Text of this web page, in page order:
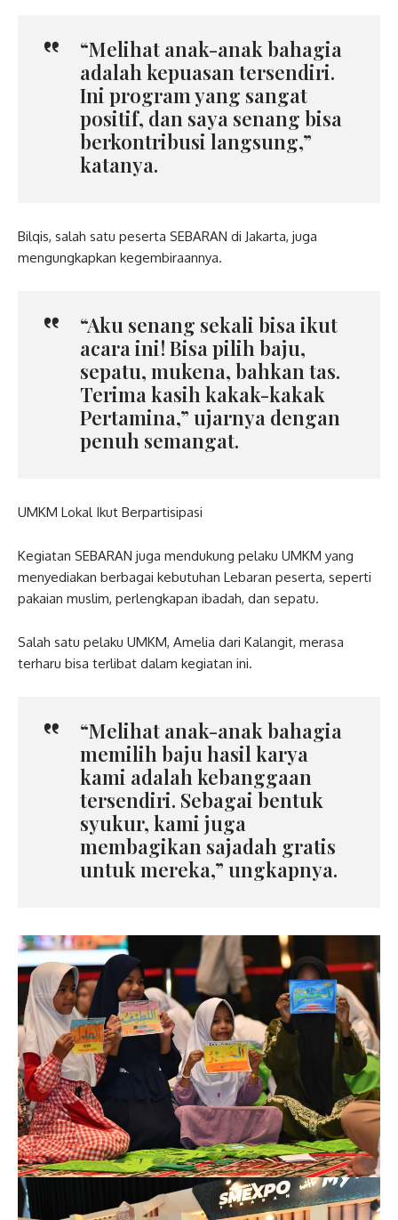
“Melihat anak-anak bahagia
adalah kepuasan tersendiri.
Ini program yang sangat
positif, dan saya senang bisa
berkontribusi langsung,”
katanya.
Bilqis, salah satu peserta SEBARAN di Jakarta, juga
mengungkapkan kegembiraannya.
“Aku senang sekali bisa ikut
acara ini! Bisa pilih baju,
sepatu, mukena, bahkan tas.
Terima kasih kakak-kakak
Pertamina,” ujarnya dengan
penuh semangat.
UMKM Lokal Ikut Berpartisipasi
Kegiatan SEBARAN juga mendukung pelaku UMKM yang
menyediakan berbagai kebutuhan Lebaran peserta, seperti
pakaian muslim, perlengkapan ibadah, dan sepatu.
Salah satu pelaku UMKM, Amelia dari Kalangit, merasa
terharu bisa terlibat dalam kegiatan ini.
“Melihat anak-anak bahagia
memilih baju hasil karya
kami adalah kebanggaan
tersendiri. Sebagai bentuk
syukur, kami juga
membagikan sajadah gratis
untuk mereka,” ungkapnya.